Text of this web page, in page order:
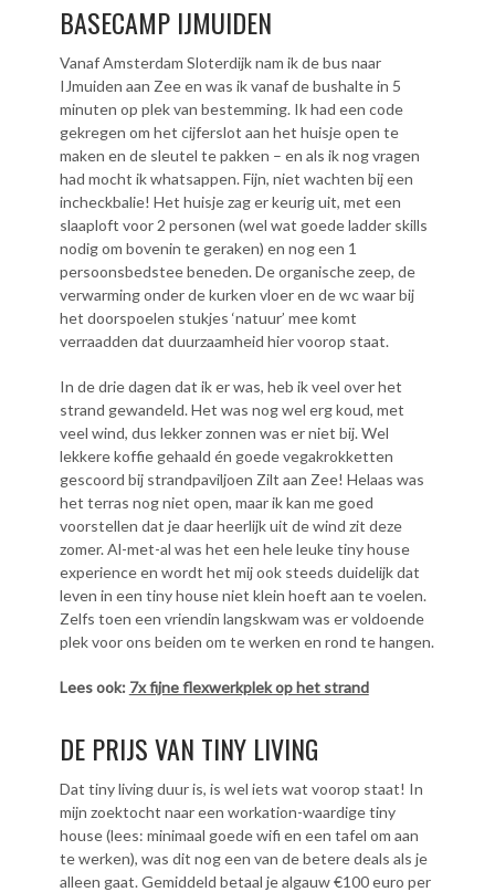
BASECAMP IJMUIDEN
Vanaf Amsterdam Sloterdijk nam ik de bus naar
IJmuiden aan Zee en was ik vanaf de bushalte in 5
minuten op plek van bestemming. Ik had een code
gekregen om het cijferslot aan het huisje open te
maken en de sleutel te pakken – en als ik nog vragen
had mocht ik whatsappen. Fijn, niet wachten bij een
incheckbalie! Het huisje zag er keurig uit, met een
slaaploft voor 2 personen (wel wat goede ladder skills
nodig om bovenin te geraken) en nog een 1
persoonsbedstee beneden. De organische zeep, de
verwarming onder de kurken vloer en de wc waar bij
het doorspoelen stukjes ‘natuur’ mee komt
verraadden dat duurzaamheid hier voorop staat.
In de drie dagen dat ik er was, heb ik veel over het
strand gewandeld. Het was nog wel erg koud, met
veel wind, dus lekker zonnen was er niet bij. Wel
lekkere koffie gehaald én goede vegakrokketten
gescoord bij strandpaviljoen Zilt aan Zee! Helaas was
het terras nog niet open, maar ik kan me goed
voorstellen dat je daar heerlijk uit de wind zit deze
zomer. Al-met-al was het een hele leuke tiny house
experience en wordt het mij ook steeds duidelijk dat
leven in een tiny house niet klein hoeft aan te voelen.
Zelfs toen een vriendin langskwam was er voldoende
plek voor ons beiden om te werken en rond te hangen.
Lees ook: 7x fijne flexwerkplek op het strand
DE PRIJS VAN TINY LIVING
Dat tiny living duur is, is wel iets wat voorop staat! In
mijn zoektocht naar een workation-waardige tiny
house (lees: minimaal goede wifi en een tafel om aan
te werken), was dit nog een van de betere deals als je
alleen gaat. Gemiddeld betaal je algauw €100 euro per